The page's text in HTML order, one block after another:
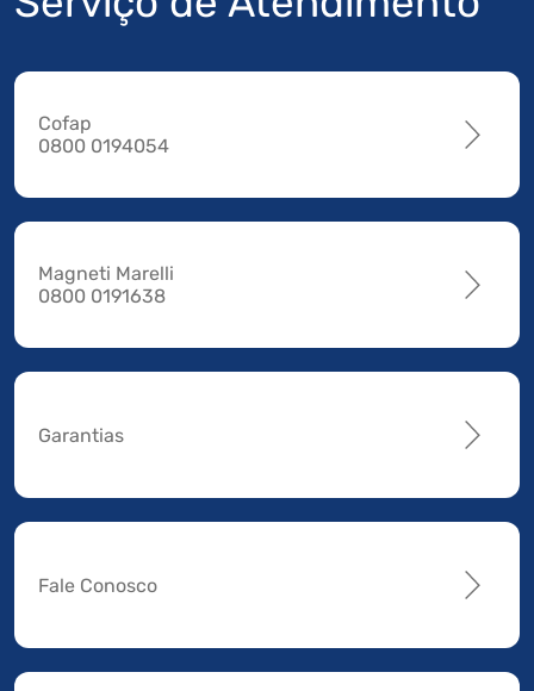
Cofap
0800 0194054
Magneti Marelli
0800 0191638
Garantias
Fale Conosco